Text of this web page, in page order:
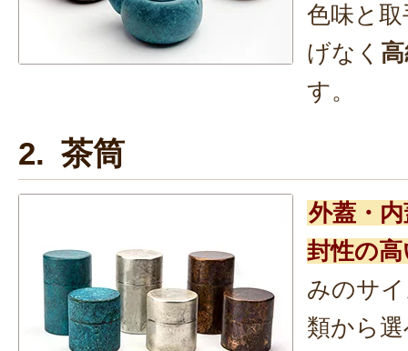
色味と
げなく
す。
2. 茶筒
外蓋・
封性の
みのサ
類から